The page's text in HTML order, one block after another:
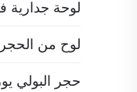
لوحة جدارية
لوح من
حجر البولي